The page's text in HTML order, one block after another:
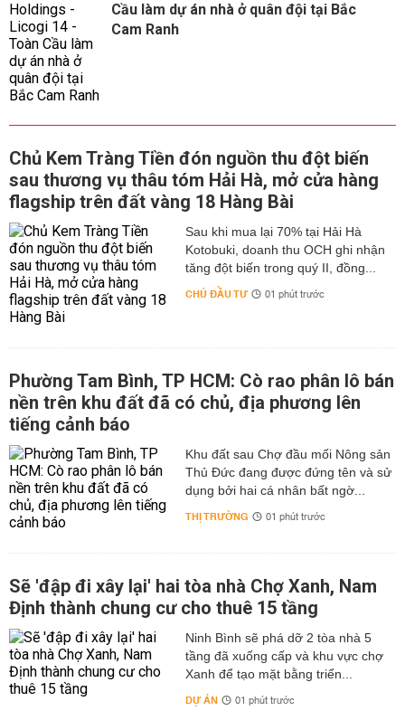
Cầu làm dự án nhà ở quân đội tại Bắc
Cam Ranh
Chủ Kem Tràng Tiền đón nguồn thu đột biến
sau thương vụ thâu tóm Hải Hà, mở cửa hàng
flagship trên đất vàng 18 Hàng Bài
Sau khi mua lại 70% tại Hải Hà
Kotobuki, doanh thu OCH ghi nhận
tăng đột biến trong quý II, đồng...
CHỦ ĐẦU TƯ 01 phút trước
Phường Tam Bình, TP HCM: Cò rao phân lô bán
nền trên khu đất đã có chủ, địa phương lên
tiếng cảnh báo
Khu đất sau Chợ đầu mối Nông sản
Thủ Đức đang được đứng tên và sử
dụng bởi hai cá nhân bất ngờ...
THỊ TRƯỜNG 01 phút trước
Sẽ 'đập đi xây lại' hai tòa nhà Chợ Xanh, Nam
Định thành chung cư cho thuê 15 tầng
Ninh Bình sẽ phá dỡ 2 tòa nhà 5
tầng đã xuống cấp và khu vực chợ
Xanh để tạo mặt bằng triển...
DỰ ÁN 01 phút trước